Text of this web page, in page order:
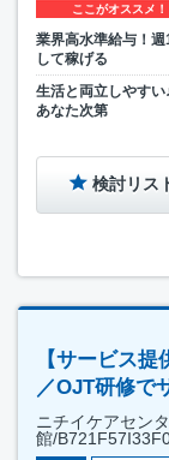
ここがオススメ！
業界高水準給与！
して稼げる
生活と両立しやす
あなた次第
検討リス
【サービス
／OJT研修で
ニチイケアセン
館/